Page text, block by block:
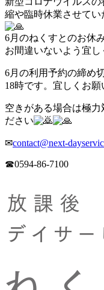
縮や臨時休業させて
6月のねくすとのお休
お間違いないよう宜
6月の利用予約の締め
18時です。宜しくお願
空きがある場合は極力
ださい
✉contact@next-
☎0594-86-7100